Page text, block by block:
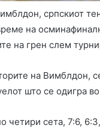
српскиот
на
на грен слем
на Вимблдон,
што се одигра
четири сета, 7:6,